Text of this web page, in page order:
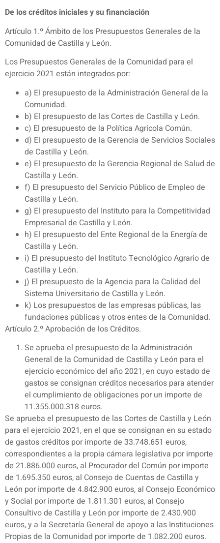
De los créditos iniciales y su financiación
Artículo 1.º Ámbito de los Presupuestos Generales de la
Comunidad de Castilla y León.
Los Presupuestos Generales de la Comunidad para el
ejercicio 2021 están integrados por:
a) El presupuesto de la Administración General de la
Comunidad.
b) El presupuesto de las Cortes de Castilla y León.
c) El presupuesto de la Política Agrícola Común.
d) El presupuesto de la Gerencia de Servicios Sociales
de Castilla y León.
e) El presupuesto de la Gerencia Regional de Salud de
Castilla y León.
f) El presupuesto del Servicio Público de Empleo de
Castilla y León.
g) El presupuesto del Instituto para la Competitividad
Empresarial de Castilla y León.
h) El presupuesto del Ente Regional de la Energía de
Castilla y León.
i) El presupuesto del Instituto Tecnológico Agrario de
Castilla y León.
j) El presupuesto de la Agencia para la Calidad del
Sistema Universitario de Castilla y León.
k) Los presupuestos de las empresas públicas, las
fundaciones públicas y otros entes de la Comunidad.
Artículo 2.º Aprobación de los Créditos.
Se aprueba el presupuesto de la Administración
General de la Comunidad de Castilla y León para el
ejercicio económico del año 2021, en cuyo estado de
gastos se consignan créditos necesarios para atender
el cumplimiento de obligaciones por un importe de
11.355.000.318 euros.
Se aprueba el presupuesto de las Cortes de Castilla y León
para el ejercicio 2021, en el que se consignan en su estado
de gastos créditos por importe de 33.748.651 euros,
correspondientes a la propia cámara legislativa por importe
de 21.886.000 euros, al Procurador del Común por importe
de 1.695.350 euros, al Consejo de Cuentas de Castilla y
León por importe de 4.842.900 euros, al Consejo Económico
y Social por importe de 1.811.301 euros, al Consejo
Consultivo de Castilla y León por importe de 2.430.900
euros, y a la Secretaría General de apoyo a las Instituciones
Propias de la Comunidad por importe de 1.082.200 euros.